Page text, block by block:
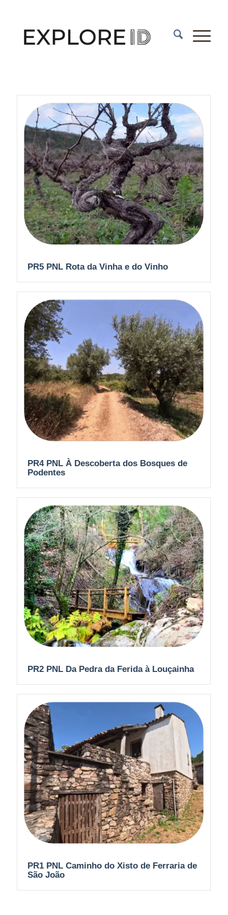
PR5 PNL Rota da Vinha e do Vinho
PR4 PNL À Descoberta dos Bosques de
Podentes
PR2 PNL Da Pedra da Ferida à Louçainha
PR1 PNL Caminho do Xisto de Ferraria de
São João